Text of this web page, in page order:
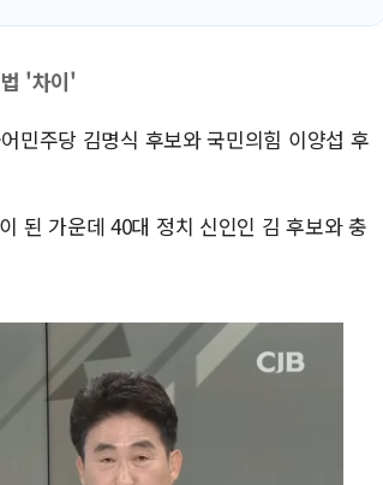
'차이'
민주당 김명식 후보와 국민의힘 이양섭 후
된 가운데 40대 정치 신인인 김 후보와 충